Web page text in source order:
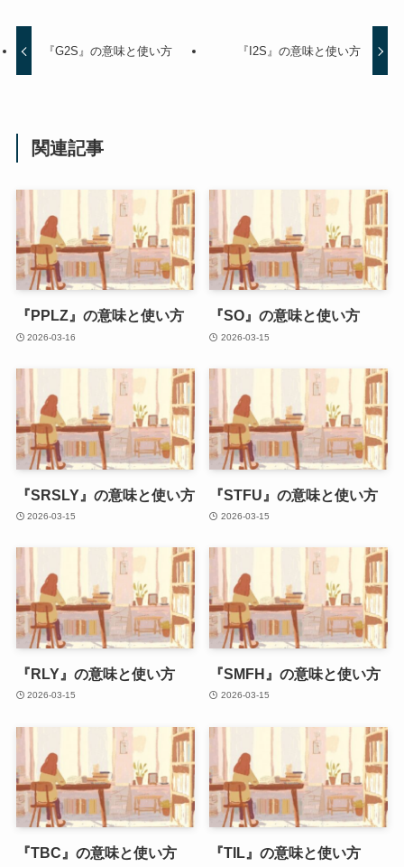
『G2S』の意味と使い方 『I2S』の意味と使い方
関連記事
『PPLZ』の意味と使い方
2026-03-16
『SO』の意味と使い方
2026-03-15
『SRSLY』の意味と使い方
2026-03-15
『STFU』の意味と使い方
2026-03-15
『RLY』の意味と使い方
2026-03-15
『SMFH』の意味と使い方
2026-03-15
『TBC』の意味と使い方 『TIL』の意味と使い方